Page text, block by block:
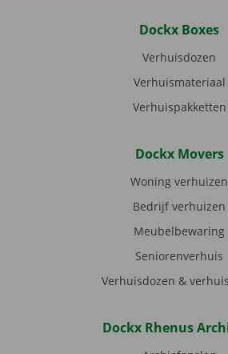
Dockx Boxes
Verhuisdozen
Verhuismateriaal
Verhuispakketten
Dockx Movers
Woning verhuizen
Bedrijf verhuizen
Meubelbewaring
Seniorenverhuis
Verhuisdozen &
Dockx Rhenus